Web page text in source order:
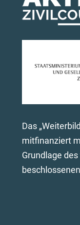
Das
mitfinanziert
Grundlage